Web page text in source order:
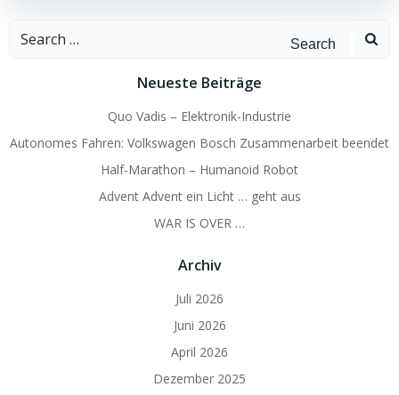
Search
Neueste Beiträge
Quo Vadis – Elektronik-Industrie
Autonomes Fahren: Volkswagen Bosch Zusammenarbeit beendet
Half-Marathon – Humanoid Robot
Advent Advent ein Licht … geht aus
WAR IS OVER …
Archiv
Juli 2026
Juni 2026
April 2026
Dezember 2025